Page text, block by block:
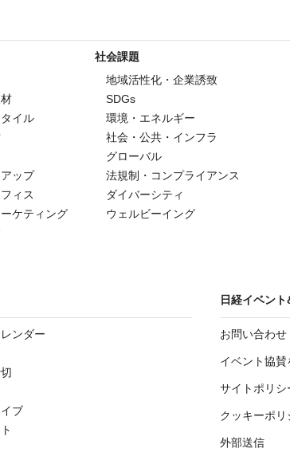
イル
ップ
ィス
ケティング
社会課題
地域活性化・企業誘致
SDGs
環境・エネルギー
社会・公共・インフラ
グローバル
法規制・コンプライアンス
ダイバーシティ
ウェルビーイング
ンダー
ブ
日経イベン
お問い合わせ
イベント協
サイトポリシ
クッキーポリ
外部送信